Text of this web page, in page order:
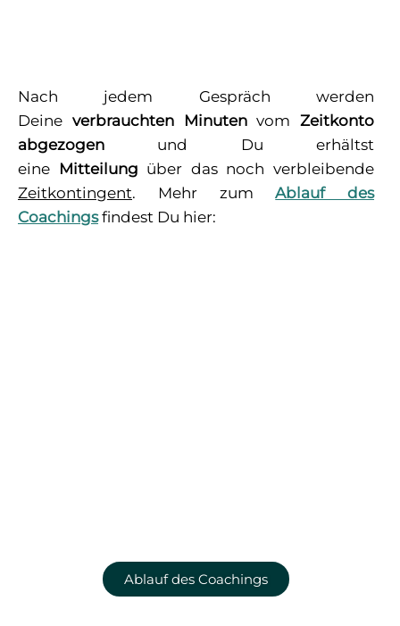
Nach jedem Gespräch werden
Deine verbrauchten Minutenvom Zeitkonto
abgezogen und Du erhältst
eine Mitteilung über das noch verbleibende
Zeitkontingent. Mehr zumAblauf des
Coachingsfindest Du hier:
Ablauf des Coachings